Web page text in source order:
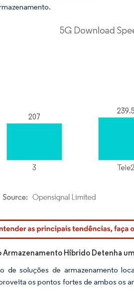
O reuso requer atribuição conforme CC
Armazenamento Híbrido Detenha
de soluções de armazenamento
os pontos fortes de ambos os